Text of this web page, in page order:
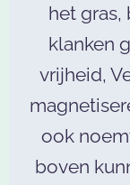
het
klanken
vrijheid,
ook
boven